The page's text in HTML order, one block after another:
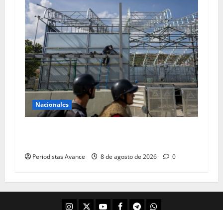
Nacionales
Periodistas Avance 8 de agosto de 2026 0